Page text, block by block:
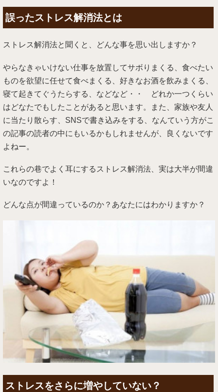
誤ったストレス解消法とは
ストレス解消法と聞くと、どんな事を思い出しますか？
やらなきゃいけない仕事を放置してサボりまくる、食べたい
ものを欲望に任せて食べまくる、好きなお酒を飲みまくる、
寝て起きてぐうたらする、などなど・・ どれか一つくらい
はどなたでもしたことがあると思います。また、家族や友人
に当たり散らす、SNSで書き込みをする、なんていう方がこ
の記事の読者の中にもいるかもしれませんが、良くないです
よねー。
これらの巷でよく耳にするストレス解消法、実は大半が間違
いなのですよ！
どんな点が間違っているのか？あなたにはわかりますか？
ストレスをさらに増やしていない？